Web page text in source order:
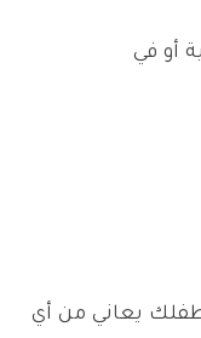
أو في
يعاني من أي